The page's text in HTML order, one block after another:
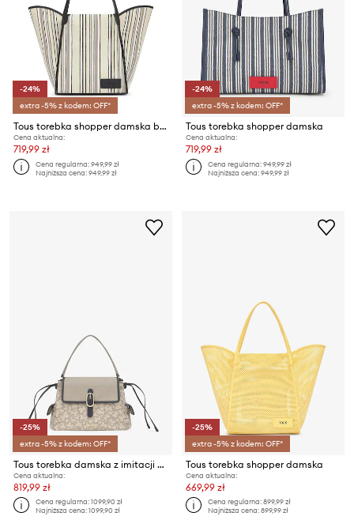
-24%
extra -5% z kodem: OFF*
Tous torebka shopper damska bawełniana
Cena aktualna:
719,99 zł
Cena regularna:949,99 zł
Najniższa cena:949,99 zł
-24%
extra -5% z kodem: OFF*
Tous torebka shopper damska
Cena aktualna:
719,99 zł
Cena regularna:949,99 zł
Najniższa cena:949,99 zł
-25%
extra -5% z kodem: OFF*
Tous torebka damska z imitacji skóry
Cena aktualna:
819,99 zł
Cena regularna:1099,90 zł
Najniższa cena:1099,90 zł
-25%
extra -5% z kodem: OFF*
Tous torebka shopper damska
Cena aktualna:
669,99 zł
Cena regularna:899,99 zł
Najniższa cena:899,99 zł